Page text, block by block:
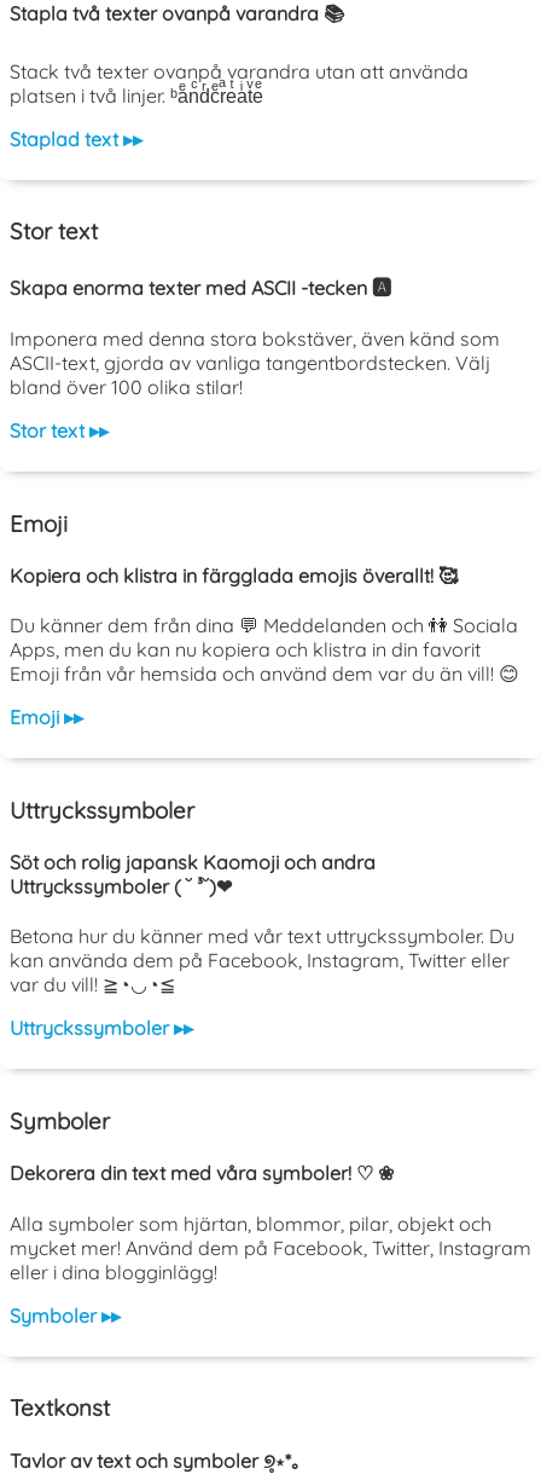
Stapla två texter ovanpå varandra 📚
Stack två texter ovanpå varandra utan att använda
platsen i två linjer. ᵇaͤnͨdͬcͤrͣeͭaͥtͮeͤ
Staplad text ▸▸
Stor text
Skapa enorma texter med ASCII -tecken 🅰️
Imponera med denna stora bokstäver, även känd som
ASCII-text, gjorda av vanliga tangentbordstecken. Välj
bland över 100 olika stilar!
Stor text ▸▸
Emoji
Kopiera och klistra in färgglada emojis överallt! 🥰
Du känner dem från dina 💬 Meddelanden och 👫 Sociala
Apps, men du kan nu kopiera och klistra in din favorit
Emoji från vår hemsida och använd dem var du än vill! 😊
Emoji ▸▸
Uttryckssymboler
Söt och rolig japansk Kaomoji och andra
Uttryckssymboler ( ˘ ³˘)❤
Betona hur du känner med vår text uttryckssymboler. Du
kan använda dem på Facebook, Instagram, Twitter eller
var du vill! ≧◔◡◔≦
Uttryckssymboler ▸▸
Symboler
Dekorera din text med våra symboler! ♡ ❀
Alla symboler som hjärtan, blommor, pilar, objekt och
mycket mer! Använd dem på Facebook, Twitter, Instagram
eller i dina blogginlägg!
Symboler ▸▸
Textkonst
Tavlor av text och symboler ୭̥⋆*｡